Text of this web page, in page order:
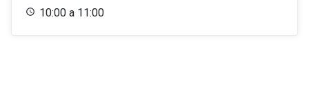
10:00 a 11:00